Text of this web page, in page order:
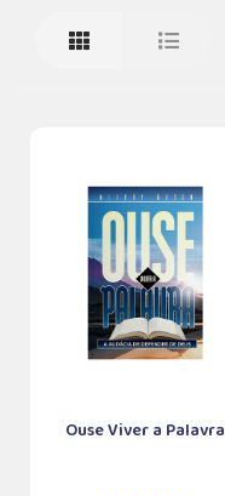
Ouse Viver a Palavra